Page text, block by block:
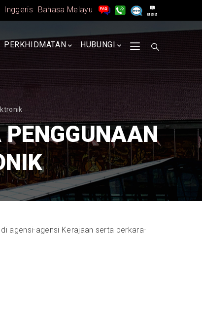
Inggeris Bahasa Melayu
PERKHIDMATAN HUBUNGI
agensi-agensi Kerajaan serta perkara-